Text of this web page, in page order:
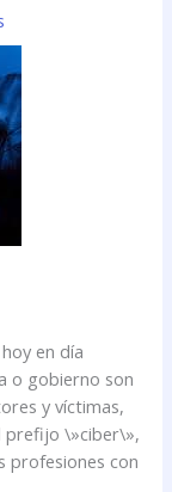
en día
o gobierno son
y víctimas,
prefijo \»ciber\»,
profesiones con